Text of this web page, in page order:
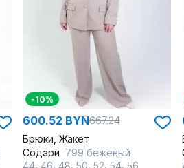
-10%
600.52 BYN667.24
Брюки, Жакет
Содари 799 бежевый
44 46 48 50 52 54 56